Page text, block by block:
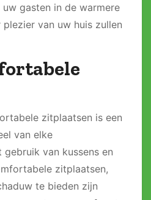
gasten in de warmere
van uw huis zullen
zitplaatsen is een
van elke
van kussens en
zitplaatsen,
te bieden zijn